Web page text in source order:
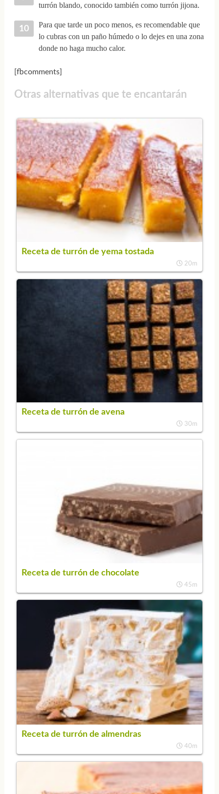
turrón blando, conocido también como turrón jijona.
Para que tarde un poco menos, es recomendable que
lo cubras con un paño húmedo o lo dejes en una zona
donde no haga mucho calor.
[fbcomments]
Otras alternativas que te encantarán
Receta de turrón de yema tostada
20m
Receta de turrón de avena
30m
Receta de turrón de chocolate
45m
Receta de turrón de almendras
40m